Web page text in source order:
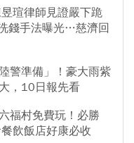
瑄律師見證嚴下跪
錢手法曝光…慈濟回
警準備」！豪大雨紫
，10日報先看
福村免費玩！必勝
飲飯店好康必收